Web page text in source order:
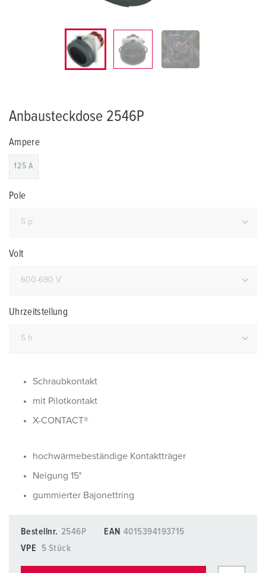
Anbausteckdose 2546P
Ampere
125 A
Pole
Volt
Uhrzeitstellung
Schraubkontakt
mit Pilotkontakt
X-CONTACT®
hochwärmebeständige Kontaktträger
Neigung 15°
gummierter Bajonettring
Bestellnr. 2546P EAN 4015394193715
VPE
5 Stück